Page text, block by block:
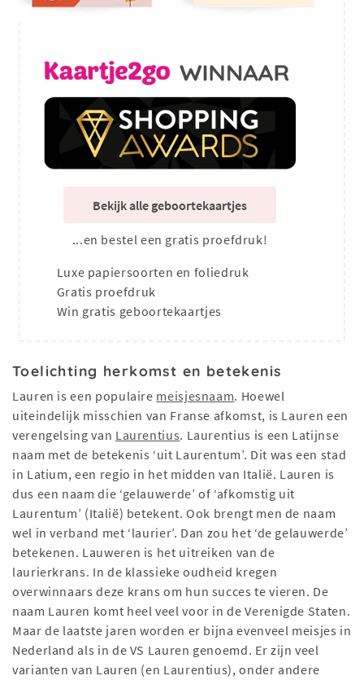
Bekijk alle geboortekaartjes
...en bestel een gratis proefdruk!
Luxe papiersoorten en foliedruk
Gratis proefdruk
Win gratis geboortekaartjes
Toelichting herkomst en betekenis
Lauren is een populaire meisjesnaam. Hoewel
uiteindelijk misschien van Franse afkomst, is Lauren een
verengelsing van Laurentius. Laurentius is een Latijnse
naam met de betekenis ‘uit Laurentum’. Dit was een stad
in Latium, een regio in het midden van Italië. Lauren is
dus een naam die ‘gelauwerde’ of ‘afkomstig uit
Laurentum’ (Italië) betekent. Ook brengt men de naam
wel in verband met ‘laurier’. Dan zou het ‘de gelauwerde’
betekenen. Lauweren is het uitreiken van de
laurierkrans. In de klassieke oudheid kregen
overwinnaars deze krans om hun succes te vieren. De
naam Lauren komt heel veel voor in de Verenigde Staten.
Maar de laatste jaren worden er bijna evenveel meisjes in
Nederland als in de VS Lauren genoemd. Er zijn veel
varianten van Lauren (en Laurentius), onder andere